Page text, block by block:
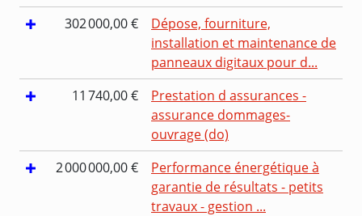
302 000,00 €
Dépose, fourniture,
installation et maintenance de
panneaux digitaux pour d...
11 740,00 €
Prestation d assurances -
assurance dommages-
ouvrage (do)
2 000 000,00 €
Performance énergétique à
garantie de résultats - petits
travaux - gestion ...